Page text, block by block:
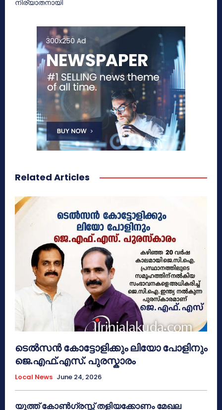
നിര്യാതനായി
Related Articles
ടെൽസൻ കോട്ടോളിക്കും ലിയോ പോളിനും
ജെ.എഫ്.എസ്. പുരസ്കാരം
Local News June 24, 2026
യൂത്ത് കോൺഗ്രസ്സ് തളിയക്കോണം മേഖല